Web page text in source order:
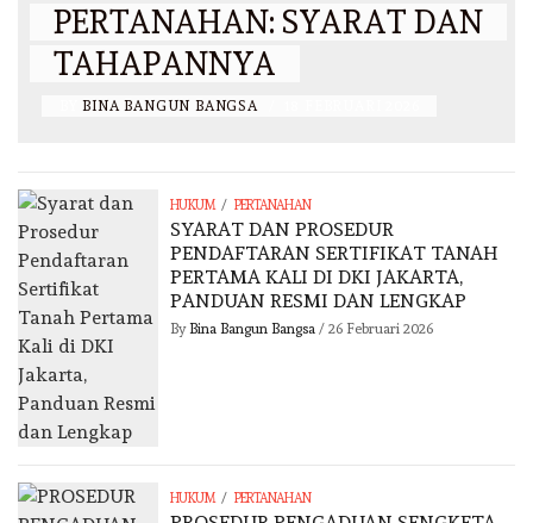
PERTANAHAN: SYARAT DAN
TAHAPANNYA
BINA BANGUN BANGSA
HUKUM / PERTANAHAN
SYARAT DAN PROSEDUR
PENDAFTARAN SERTIFIKAT TANAH
PERTAMA KALI DI DKI JAKARTA,
PANDUAN RESMI DAN LENGKAP
By Bina Bangun Bangsa / 26 Februari 2026
HUKUM / PERTANAHAN